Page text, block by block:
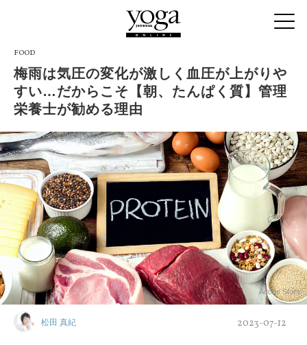
FOOD
梅雨は気圧の変化が激しく血圧が上がりや
すい…だからこそ【朝、たんぱく質】管理
栄養士が勧める理由
Adobe Stock
松田 真紀 2023-07-12